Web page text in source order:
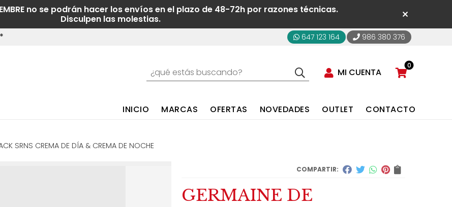
no se podrán hacer los envíos en el plazo de 48-72h por razones técnicas.
Disculpen las molestias.
647 123 164 986 380 376
MI CUENTA
0
INICIO MARCAS OFERTAS NOVEDADES OUTLET CONTACTO
SRNS CREMA DE DÍA & CREMA DE NOCHE
COMPARTIR:
GERMAINE DE